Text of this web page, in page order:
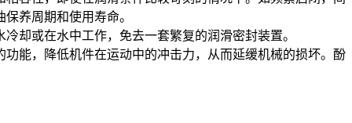
养周期和使用寿命。
却或在水中工作，免去一套繁复的润滑密封装置。
能，降低机件在运动中的冲击力，从而延缓机械的损坏。酚